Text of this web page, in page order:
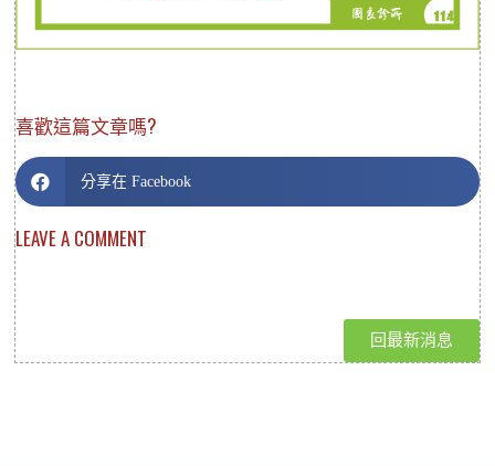
喜歡這篇文章嗎?
分享在 Facebook
LEAVE A COMMENT
回最新消息